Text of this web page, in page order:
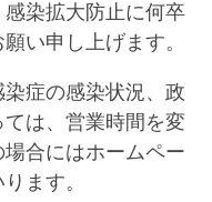
感染拡大防止に何卒
い申し上げます。
染症の感染状況、政
は、営業時間を変
合にはホームペー
ます。